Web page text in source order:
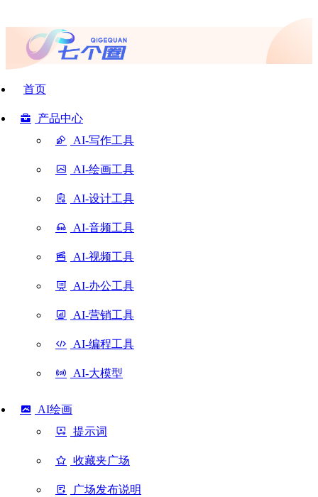
首页
产品中心
AI-写作工具
AI-绘画工具
AI-设计工具
AI-音频工具
AI-视频工具
AI-办公工具
AI-营销工具
AI-编程工具
AI-大模型
AI绘画
提示词
收藏夹广场
广场发布说明